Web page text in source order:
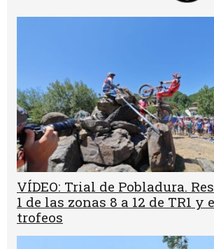
VÍDEO: Trial de Pobladura.
1 de las zonas 8 a 12 de TR1 y
trofeos